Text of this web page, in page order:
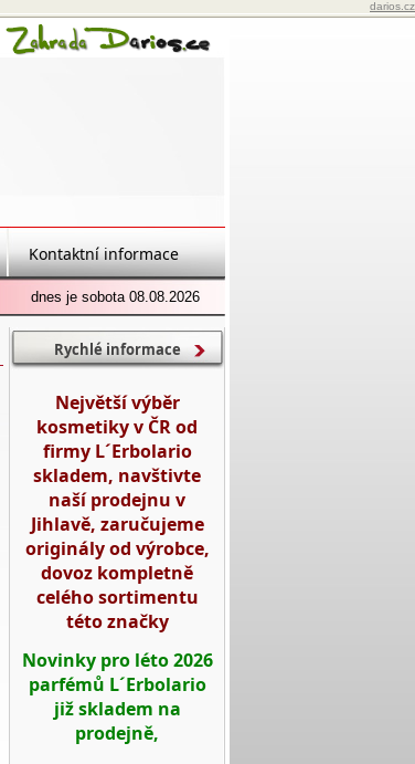
darios.cz
Kontaktní informace
dnes je sobota 08.08.2026
Rychlé informace
Největší výběr
kosmetiky v ČR od
firmy L´Erbolario
skladem, navštivte
naší prodejnu v
Jihlavě, zaručujeme
originály od výrobce,
dovoz kompletně
celého sortimentu
této značky
Novinky pro léto 2026
parfémů L´Erbolario
již skladem na
prodejně,